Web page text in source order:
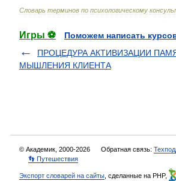
Словарь терминов по психологическому
Игры ⚽
Поможем написать
ПРОЦЕДУРА АКТИВИЗАЦИИ
МЫШЛЕНИЯ КЛИЕНТА
© Академик, 2000-2026 Обратная связь:
👣 Путешествия
Экспорт словарей на сайты , сделанные на PHP,